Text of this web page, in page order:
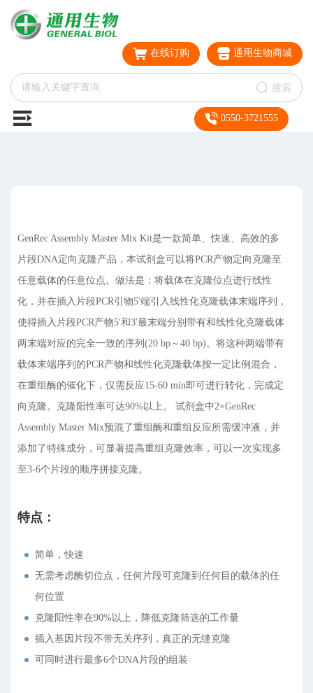
在线订购 通用生物商城
搜索
0550-3721555
GenRec Assembly Master Mix Kit是一款简单、快速、高效的多
片段DNA定向克隆产品，本试剂盒可以将PCR产物定向克隆至
任意载体的任意位点。做法是：将载体在克隆位点进行线性
化，并在插入片段PCR引物5'端引入线性化克隆载体末端序列，
使得插入片段PCR产物5'和3'最末端分别带有和线性化克隆载体
两末端对应的完全一致的序列(20 bp～40 bp)。将这种两端带有
载体末端序列的PCR产物和线性化克隆载体按一定比例混合，
在重组酶的催化下，仅需反应15-60 min即可进行转化，完成定
向克隆。克隆阳性率可达90%以上。 试剂盒中2×GenRec
Assembly Master Mix预混了重组酶和重组反应所需缓冲液，并
添加了特殊成分，可显著提高重组克隆效率，可以一次实现多
至3-6个片段的顺序拼接克隆。
特点：
简单，快速
无需考虑酶切位点，任何片段可克隆到任何目的载体的任
何位置
克隆阳性率在90%以上，降低克隆筛选的工作量
插入基因片段不带无关序列，真正的无缝克隆
可同时进行最多6个DNA片段的组装